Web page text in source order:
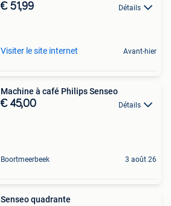
€ 51,99 Détails
Visiter le site internet Avant-hier
Machine à café Philips Senseo
€ 45,00 Détails
Boortmeerbeek 3 août 26
Senseo quadrante